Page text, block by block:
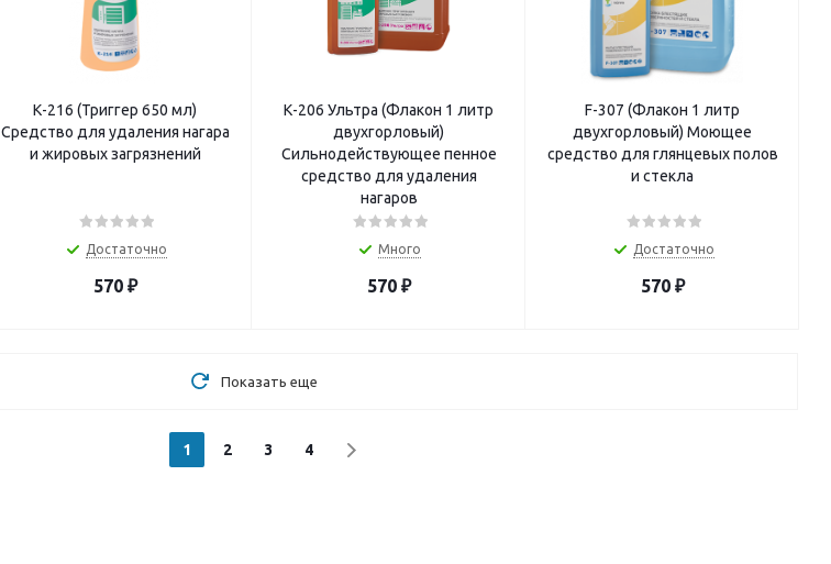
К-216 (Триггер 650 мл)
Средство для удаления нагара
и жировых загрязнений
Достаточно
570₽
К-206 Ультра (Флакон 1 литр
двухгорловый)
Сильнодействующее пенное
средство для удаления
нагаров
Много
570₽
F-307 (Флакон 1 литр
двухгорловый) Моющее
средство для глянцевых полов
и стекла
Достаточно
570₽
Показать еще
1 2 3 4